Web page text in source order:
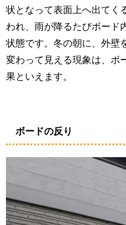
状となって表面上へ出てく
われ、雨が降るたびボード
状態です。冬の朝に、外壁
変わって見える現象は、ボ
果といえます。
ボードの反り